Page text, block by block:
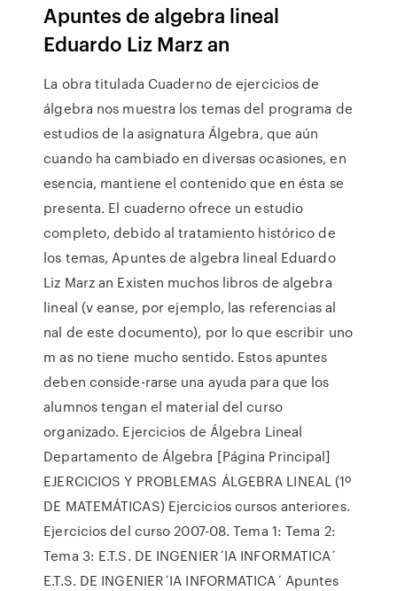
Apuntes de algebra lineal
Eduardo Liz Marz an
La obra titulada Cuaderno de ejercicios de
álgebra nos muestra los temas del programa de
estudios de la asignatura Álgebra, que aún
cuando ha cambiado en diversas ocasiones, en
esencia, mantiene el contenido que en ésta se
presenta. El cuaderno ofrece un estudio
completo, debido al tratamiento histórico de
los temas, Apuntes de algebra lineal Eduardo
Liz Marz an Existen muchos libros de algebra
lineal (v eanse, por ejemplo, las referencias al
nal de este documento), por lo que escribir uno
m as no tiene mucho sentido. Estos apuntes
deben conside-rarse una ayuda para que los
alumnos tengan el material del curso
organizado. Ejercicios de Álgebra Lineal
Departamento de Álgebra [Página Principal]
EJERCICIOS Y PROBLEMAS ÁLGEBRA LINEAL (1º
DE MATEMÁTICAS) Ejercicios cursos anteriores.
Ejercicios del curso 2007-08. Tema 1: Tema 2:
Tema 3: E.T.S. DE INGENIER´IA INFORMATICA´
E.T.S. DE INGENIER´IA INFORMATICA´ Apuntes